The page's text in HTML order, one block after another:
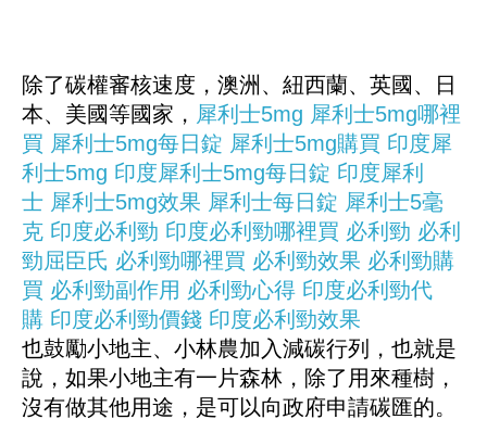
除了碳權審核速度，澳洲、紐西蘭、英國、日
本、美國等國家， 犀利士5mg 犀利士5mg哪裡
買 犀利士5mg每日錠 犀利士5mg購買 印度犀
利士5mg 印度犀利士5mg每日錠 印度犀利
士 犀利士5mg效果 犀利士每日錠 犀利士5毫
克 印度必利勁 印度必利勁哪裡買 必利勁 必利
勁屈臣氏 必利勁哪裡買 必利勁效果 必利勁購
買 必利勁副作用 必利勁心得 印度必利勁代
購 印度必利勁價錢 印度必利勁效果
也鼓勵小地主、小林農加入減碳行列，也就是
說，如果小地主有一片森林，除了用來種樹，
沒有做其他用途，是可以向政府申請碳匯的。